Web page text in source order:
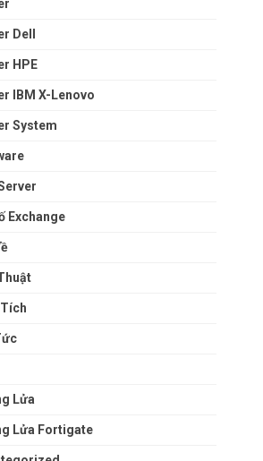
Dell
HPE
IBM X-Lenovo
System
Exchange
Lửa
Lửa Fortigate